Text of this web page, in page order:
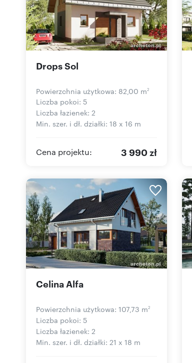
Drops Sol
Powierzchnia użytkowa: 82,00 m2
Liczba pokoi: 5
Liczba łazienek: 2
Min. szer. i dł. działki: 18 x 16 m
Cena projektu: 3 990 zł
Celina Alfa
Powierzchnia użytkowa: 107,73 m2
Liczba pokoi: 5
Liczba łazienek: 2
Min. szer. i dł. działki: 21 x 18 m